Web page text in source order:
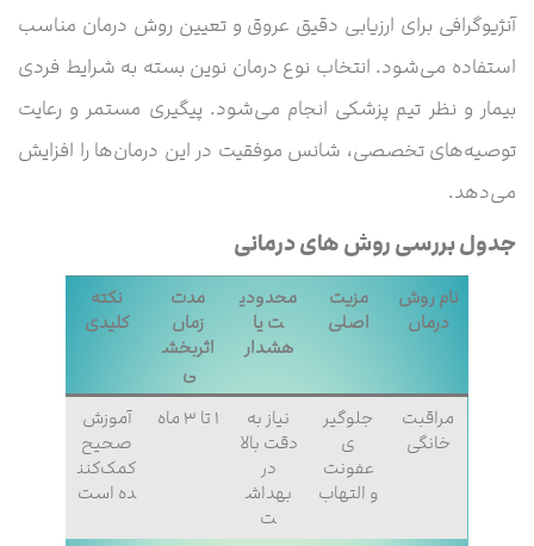
آنژیوگرافی برای ارزیابی دقیق عروق و تعیین روش درمان مناسب
استفاده می‌شود. انتخاب نوع درمان نوین بسته به شرایط فردی
بیمار و نظر تیم پزشکی انجام می‌شود. پیگیری مستمر و رعایت
توصیه‌های تخصصی، شانس موفقیت در این درمان‌ها را افزایش
می‌دهد.
جدول بررسی روش های درمانی
نام روش
درمان
مزیت
اصلی
محدودی
ت یا
هشدار
مدت
زمان
اثربخش
ی
نکته
کلیدی
مراقبت
خانگی
جلوگیر
ی
عفونت
و التهاب
نیاز به
دقت بالا
در
بهداش
ت
۱ تا ۳ ماه
آموزش
صحیح
کمک‌کنن
ده است